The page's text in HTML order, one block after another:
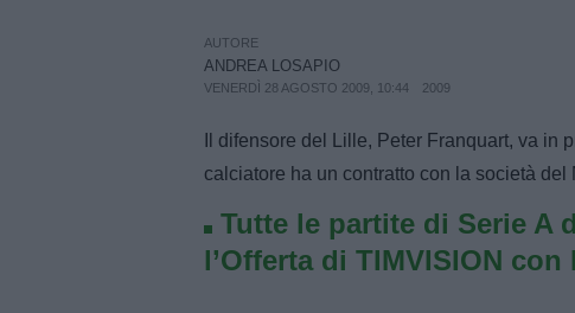
AUTORE
ANDREA LOSAPIO
VENERDÌ 28 AGOSTO 2009, 10:44 2009
Il difensore del Lille, Peter Franquart, va in
calciatore ha un contratto con la società
Tutte le partite di Serie A
l’Offerta di TIMVISION con